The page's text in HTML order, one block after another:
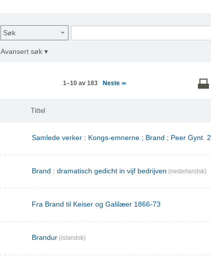
Søk
Avansert søk ▾
1–10 av 183 Neste >>
Tittel
Samlede verker : Kongs-emnerne ; Brand ; Peer Gynt. 2
Brand : dramatisch gedicht in vijf bedrijven (nederlandsk)
Fra Brand til Keiser og Galilæer 1866-73
Brandur (islandsk)